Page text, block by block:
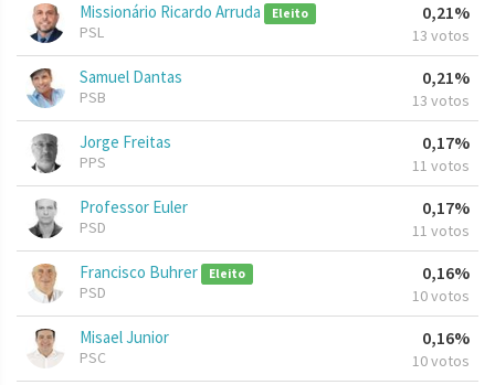
Missionário Ricardo Arruda Eleito
PSL
0,21%
13 votos
Samuel Dantas
PSB
0,21%
13 votos
Jorge Freitas
PPS
0,17%
11 votos
Professor Euler
PSD
0,17%
11 votos
Francisco Buhrer Eleito
PSD
0,16%
10 votos
Misael Junior
PSC
0,16%
10 votos